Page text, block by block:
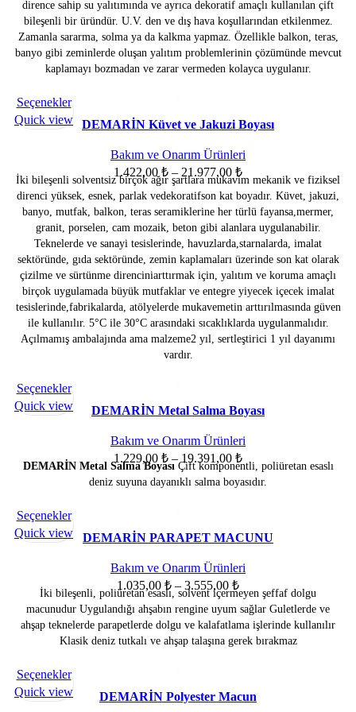
dirence sahip su yalıtımında ve ayrıca dekoratif amaçlı kullanılan çift
bileşenli bir üründür. U.V. den ve dış hava koşullarından etkilenmez.
Zamanla sararma, solma ya da kalkma yapmaz. Özellikle balkon, teras,
banyo gibi zeminlerde oluşan yalıtım problemlerinin çözümünde mevcut
kaplamayı bozmadan ve zarar vermeden kolayca uygulanır.
seçilebilir
SOLD OU
T
DEMARİN Küvet ve Jakuzi Boyası
Bakım ve Onarım Ürünleri
1.422,00 ₺ – 21.977,00 ₺Fiyat
aralığı:
1.422,00 ₺
-
21.977,00 ₺
İki bileşenli solventsiz birçok ağır şartlara mukavim mekanik ve fiziksel
direnci yüksek, esnek, parlak vedekoratifson kat boyadır. Küvet, jakuzi,
banyo, mutfak, balkon, teras seramiklerine her türlü fayansa,mermer,
granit, porselen, cam mozaik, beton gibi alanlara uygulanabilir.
Teknelerde ve sanayi tesislerinde, havuzlarda,starnalarda, imalat
sektöründe, gıda sektöründe, zemin kaplamaları üzerinde son kat olarak
çizilme ve sürtünme direnciniarttırmak için, yalıtım ve koruma amaçlı
birçok uygulamada büyük mutfaklar ve entegre yiyecek içecek imalat
tesislerinde,fabrikalarda, atölyelerde mukavemetin arttırılmasında güven
ile kullanılır. 5°C ile 30°C arasındaki sıcaklıklarda uygulanmalıdır.
Açılmamış ambalajında ama malzeme2 yıl, sertleştirici 1 yıl dayanımı
vardır.
SeçeneklerBu
ürünün
varyasyonu
var.
Seçenekler
ürün
sayfasından
seçilebilir
Quick view
DEMARİN Metal Salma Boyası
Bakım ve Onarım Ürünleri
1.229,00 ₺ – 19.391,00 ₺Fiyat
aralığı:
DEMARİN Metal Salma Boyası Çift komponentli, poliüretan esaslı
deniz suyuna dayanıklı salma boyasıdır.
SeçeneklerBu
ürünün
varyasyonu
seçilebilir
Quick view
DEMARİN PARAPET MACUNU
Bakım ve Onarım Ürünleri
1.035,00 ₺ – 3.555,00 ₺Fiyat
aralığı:
1.035,00 ₺
-
İki bileşenli, poliüretan esaslı, solvent içermeyen şeffaf dolgu
macunudur Uygulandığı ahşabın rengine uyum sağlar Guletlerde ve
ahşap teknelerde parapetlerde dolgu ve kalafatlama işlerinde kullanılır
Klasik deniz tutkalı ve ahşap talaşına gerek bırakmaz
SeçeneklerBu
ürünün
varyasyonu
var.
Seçenekler
ürün
seçilebilir
Quick view
SOLD OU
T
DEMARİN Polyester Macun
SeçeneklerBu
ürünün
Quick view